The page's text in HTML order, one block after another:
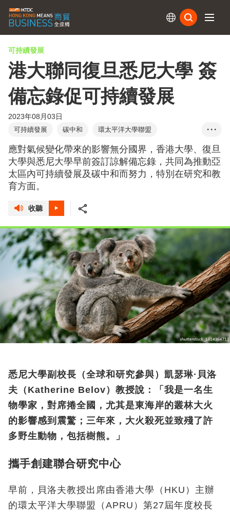
可持續發展
港大聯同復旦悉尼大學 簽
備忘錄促可持續發展
2023年08月03日
可持續發展 碳中和
環太平洋大學聯盟
諒解備忘錄
香港大學 復旦大學
悉尼大學
樹熊
北部都會區
• • •
應對氣候變化帶來的影響無分國界，香港大學、復旦
大學與悉尼大學早前簽訂諒解備忘錄，共同為推動亞
太區內可持續發展及碳中和而努力，特別在研究和教
育方面。
收聽
悉尼大學副校長（全球和研究參與）凱瑟琳· 貝洛
夫（ Katherine Belov）教授說：「我是一名生
物學家，對席捲全國，尤其是東海岸的叢林大火
的影響感到震驚；三年來，大火殺死並致殘了許
多野生動物，包括樹熊。」
攜手創建聯合研究中心
早前，貝洛夫教授出席由香港大學（HKU）主辦
的環太平洋大學聯盟（APRU）第27屆年度校長